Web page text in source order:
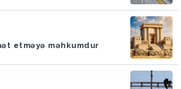
etməyə məhkumdur